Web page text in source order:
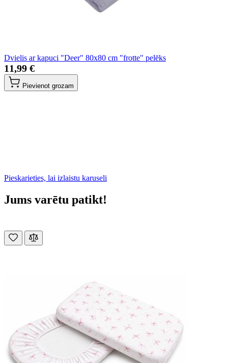
Dvielis ar kapuci "Deer" 80x80 cm "frotte" pelēks
11,99 €
Pievienot grozam
Pieskarieties, lai izlaistu karuseli
Jums varētu patikt!